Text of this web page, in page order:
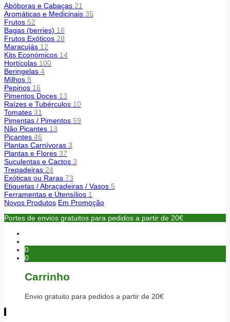
Abóboras e Cabaças 21
Aromáticas e Medicinais 35
Frutos 52
Bagas (berries) 16
Frutos Exóticos 28
Maracujás 12
Kits Económicos 14
Hortícolas 100
Beringelas 4
Milhos 8
Pepinos 16
Pimentos Doces 13
Raízes e Tubérculos 10
Tomates 31
Pimentas / Pimentos 59
Não Picantes 13
Picantes 46
Plantas Carnívoras 3
Plantas e Flores 37
Suculentas e Cactos 3
Trepadeiras 24
Exóticas ou Raras 73
Etiquetas / Abraçadeiras / Vasos 5
Ferramentas e Utensílios 1
Novos Produtos Em Promoção
Portes de envios gratuitos para pedidos a partir de 20€
0
0
Carrinho
Envio gratuito para pedidos a partir de 20€